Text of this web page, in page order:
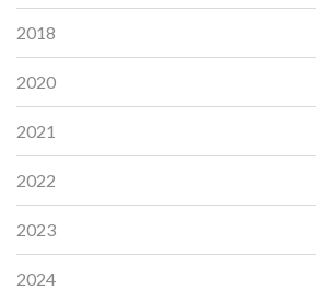
2018
2020
2021
2022
2023
2024